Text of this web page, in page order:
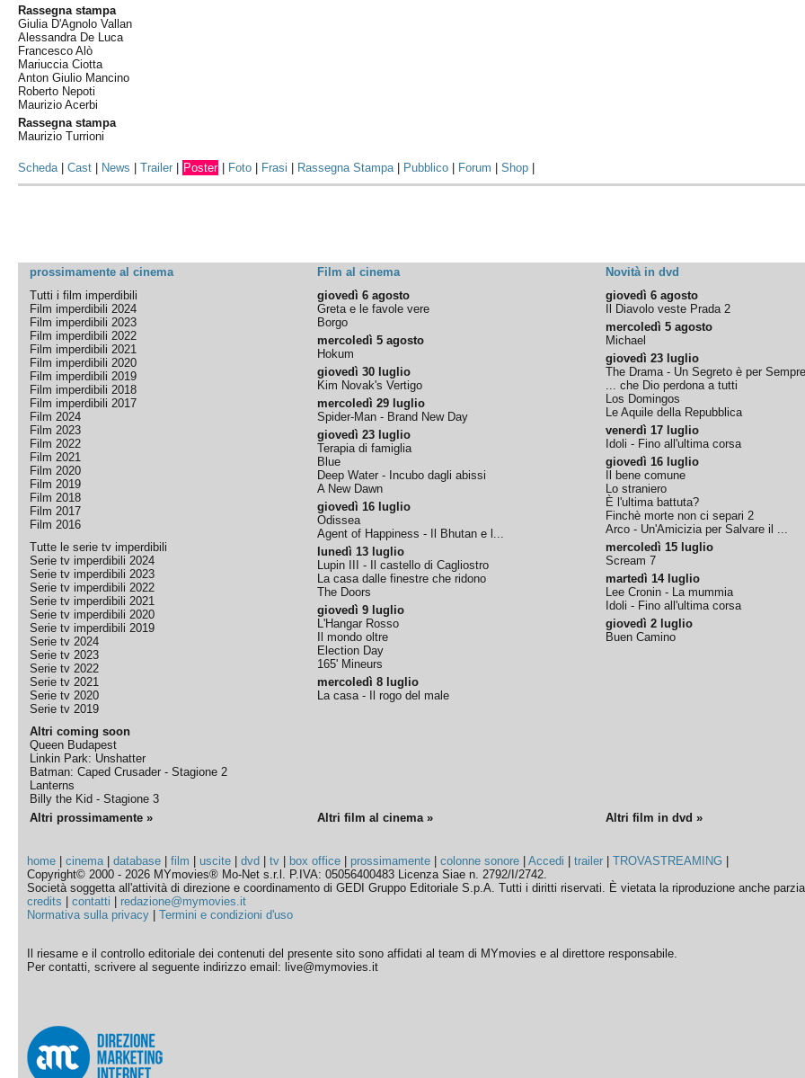
Rassegna stampa
Giulia D'Agnolo Vallan
Alessandra De Luca
Francesco Alò
Mariuccia Ciotta
Anton Giulio Mancino
Roberto Nepoti
Maurizio Acerbi
Rassegna stampa
Maurizio Turrioni
Scheda|Cast News |Trailer Poster Foto Frasi Rassegna Stampa| Pubblico Forum |Shop
prossimamente al cinema Film al cinema Novità in dvd
Tutti i film imperdibili
Film imperdibili 2024
Film imperdibili 2023
Film imperdibili 2022
Film imperdibili 2021
Film imperdibili 2020
Film imperdibili 2019
Film imperdibili 2018
Film imperdibili 2017
Film 2024
Film 2023
Film 2022
Film 2021
Film 2020
Film 2019
Film 2018
Film 2017
Film 2016
Tutte le serie tv imperdibili
Serie tv imperdibili 2024
Serie tv imperdibili 2023
Serie tv imperdibili 2022
Serie tv imperdibili 2021
Serie tv imperdibili 2020
Serie tv imperdibili 2019
Serie tv 2024
Serie tv 2023
Serie tv 2022
Serie tv 2021
Serie tv 2020
Serie tv 2019
Altri coming soon
Queen Budapest
Linkin Park: Unshatter
Batman: Caped Crusader - Stagione 2
Lanterns
Billy the Kid - Stagione 3
giovedì 6 agosto
Greta e le favole vere
Borgo
mercoledì 5 agosto
Hokum
giovedì 30 luglio
Kim Novak's Vertigo
mercoledì 29 luglio
Spider-Man - Brand New Day
giovedì 23 luglio
Terapia di famiglia
Blue
Deep Water - Incubo dagli abissi
A New Dawn
giovedì 16 luglio
Odissea
Agent of Happiness - Il Bhutan e l...
lunedì 13 luglio
Lupin III - Il castello di Cagliostro
La casa dalle finestre che ridono
The Doors
giovedì 9 luglio
L'Hangar Rosso
Il mondo oltre
Election Day
165' Mineurs
mercoledì 8 luglio
La casa - Il rogo del male
giovedì 6 agosto
Il Diavolo veste Prada 2
mercoledì 5 agosto
Michael
giovedì 23 luglio
The Drama - Un Segreto è per Sempre
... che Dio perdona a tutti
Los Domingos
Le Aquile della Repubblica
venerdì 17 luglio
Idoli - Fino all'ultima corsa
giovedì 16 luglio
Il bene comune
Lo straniero
È l'ultima battuta?
Finchè morte non ci separi 2
Arco - Un'Amicizia per Salvare il ...
mercoledì 15 luglio
Scream 7
martedì 14 luglio
Lee Cronin - La mummia
Idoli - Fino all'ultima corsa
giovedì 2 luglio
Buen Camino
Altri prossimamente » Altri film al cinema » Altri film in dvd »
home |cinema|database |film |uscite |dvd |tv box office prossimamente |colonne sonore |Accedi |trailer |TROVASTREAMING
Copyright© 2000 - 2026 MYmovies® Mo-Net s.r.l. P.IVA: 05056400483 Licenza Siae n. 2792/I/2742.
Società soggetta all'attività di direzione e coordinamento di GEDI Gruppo Editoriale S.p.A. Tutti i diritti riservati. È vietata la riproduzione anche
credits |contatti
redazione@mymovies.it
Normativa sulla privacy |Termini e condizioni d'uso
Il riesame e il controllo editoriale dei contenuti del presente sito sono affidati al team di MYmovies e al direttore responsabile.
Per contatti, scrivere al seguente indirizzo email: live@mymovies.it